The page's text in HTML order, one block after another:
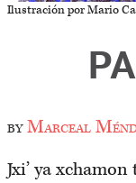
Ilustración por Mario
byMarceal
Jxi’ ya xchamon